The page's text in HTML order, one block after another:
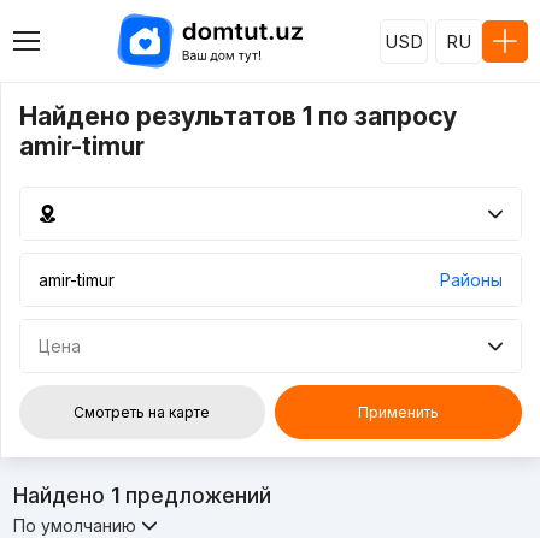
USD RU
Найдено результатов 1 по запросу
amir-timur
Районы
Цена
Смотреть на карте Применить
Найдено 1предложений
По умолчанию